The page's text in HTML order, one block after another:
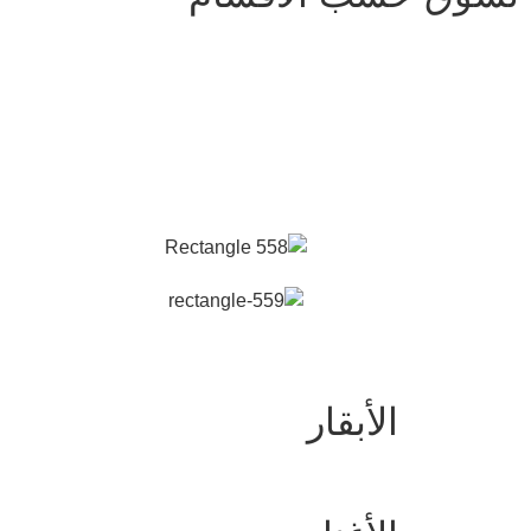
الأبقار